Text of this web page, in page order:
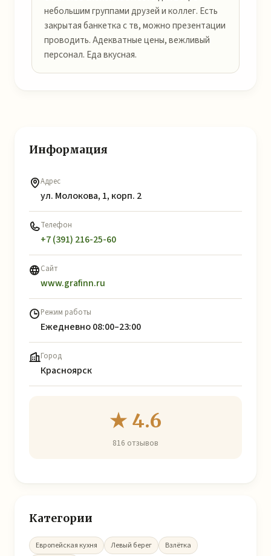
небольшим группами друзей и коллег. Есть
закрытая банкетка с тв, можно презентации
проводить. Адекватные цены, вежливый
персонал. Еда вкусная.
Информация
Адрес
ул. Молокова, 1, корп. 2
Телефон
+7 (391) 216-25-60
Сайт
www.grafinn.ru
Режим работы
Ежедневно 08:00–23:00
Город
Красноярск
★ 4.6
816 отзывов
Категории
Европейская кухня Левый берег Взлётка